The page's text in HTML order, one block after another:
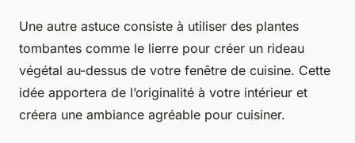
Une autre astuce consiste à utiliser des plantes
tombantes comme le lierre pour créer un rideau
végétal au-dessus de votre fenêtre de cuisine. Cette
idée apportera de l’originalité à votre intérieur et
créera une ambiance agréable pour cuisiner.